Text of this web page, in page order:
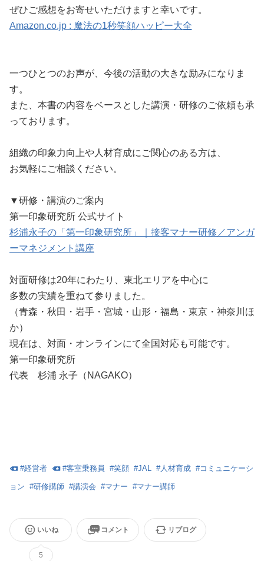
ぜひご感想をお寄せいただけますと幸いです。
Amazon.co.jp : 魔法の1秒笑顔ハッピー大全
一つひとつのお声が、今後の活動の大きな励みになりま
す。
また、本書の内容をベースとした講演・研修のご依頼も承
っております。
組織の印象力向上や人材育成にご関心のある方は、
お気軽にご相談ください。
▼研修・講演のご案内
第一印象研究所 公式サイト
杉浦永子の「第一印象研究所」｜接客マナー研修／アンガ
ーマネジメント講座
対面研修は20年にわたり、東北エリアを中心に
多数の実績を重ねて参りました。
（青森・秋田・岩手・宮城・山形・福島・東京・神奈川ほ
か）
現在は、対面・オンラインにて全国対応も可能です。
第一印象研究所
代表 杉浦 永子（NAGAKO）
#経営者 #客室乗務員 #笑顔 #JAL #人材育成 #コミュニケーシ
ョン #研修講師 #講演会 #マナー #マナー講師
いいね
5
コメント リブログ